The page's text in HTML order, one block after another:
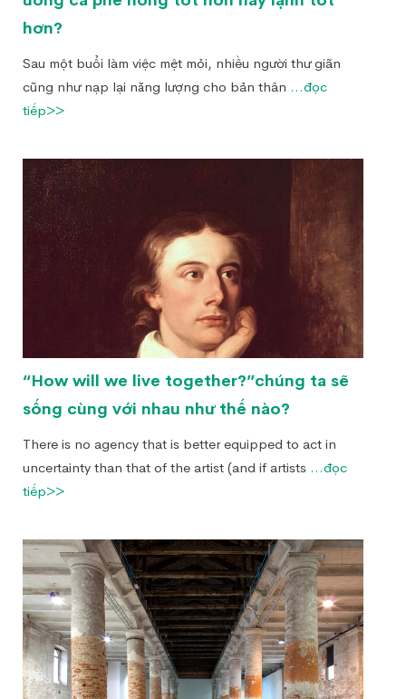
hơn?
Sau một buổi làm việc mệt mỏi, nhiều người thư giãn
cũng như nạp lại năng lượng cho bản thân ...đọc
tiếp>>
“How will we live together?”chúng ta sẽ
sống cùng với nhau như thế nào?
There is no agency that is better equipped to act in
uncertainty than that of the artist (and if artists ...đọc
tiếp>>